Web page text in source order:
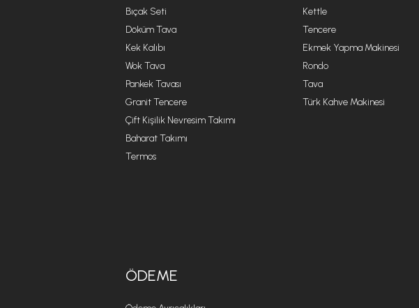
Bıçak Seti
Döküm Tava
Kek Kalıbı
Wok Tava
Pankek Tavası
Granit Tencere
Çift Kişilik Nevresim Takımı
Baharat Takımı
Termos
Kettle
Tencere
Ekmek Yapma Makinesi
Rondo
Tava
Türk Kahve Makinesi
ÖDEME